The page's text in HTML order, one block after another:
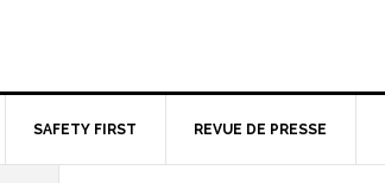
SAFETY FIRST REVUE DE PRESSE